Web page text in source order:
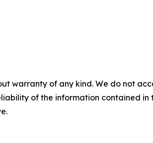
warranty of any kind. We do not
of the information contained